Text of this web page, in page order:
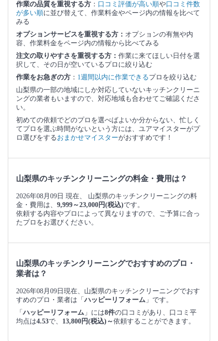
作業の品質を重視する方 ： 口コミ評価が高い順や口コミ件数
が多い順に並び替えて、作業料金やページ内の情報を比べて
みる
オプションサービスを重視する方： オプションの有無や内
容、作業料金をページ内の情報から比べてみる
注文の取りやすさを重視する方： 作業に来てほしい日付を選
択して、その日が空いているプロに絞り込む
作業をお急ぎの方 ： 1週間以内に作業できるプロを絞り込む
山梨県の一部の地域にしか対応していないキッチンクリーニ
ングの業者もいますので、対応地域も合わせてご確認くださ
い。
初めての依頼でどのプロを選べばよいか分からない、忙しく
てプロを選ぶ時間がないという方には、ユアマイスターがプ
ロ選びをする おまかせマイスターがおすすめです！
山梨県のキッチンクリーニングの料金・費用は？
2026年08月09日 現在、 山梨県のキッチンクリーニングの料
金・費用は、 9,999～23,000円(税込)です。
依頼する内容やプロによって異なりますので、ご予算に合っ
たプロをお選びください。
山梨県のキッチンクリーニングでおすすめのプロ・
業者は？
2026年08月09日現在、山梨県のキッチンクリーニングでおす
すめのプロ・業者は「ハッピーリフォーム 」です。
「ハッピーリフォーム 」には8件の口コミがあり、口コミ平
均点は4.53で、 13,800円(税込)～依頼することができます。